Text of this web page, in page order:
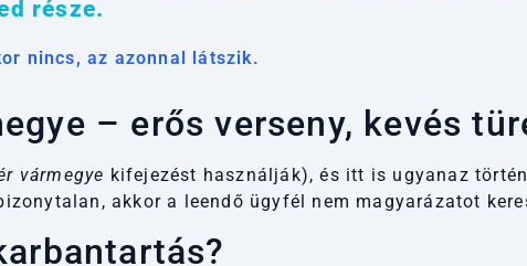
része.
nincs, az azonnal látszik.
– erős verseny, kevés
vármegye kifejezést használják), és itt is ugyanaz
akkor a leendő ügyfél nem magyarázatot
?